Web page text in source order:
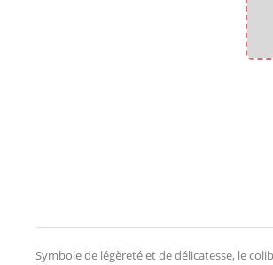
Symbole de légèreté et de délicatesse, le